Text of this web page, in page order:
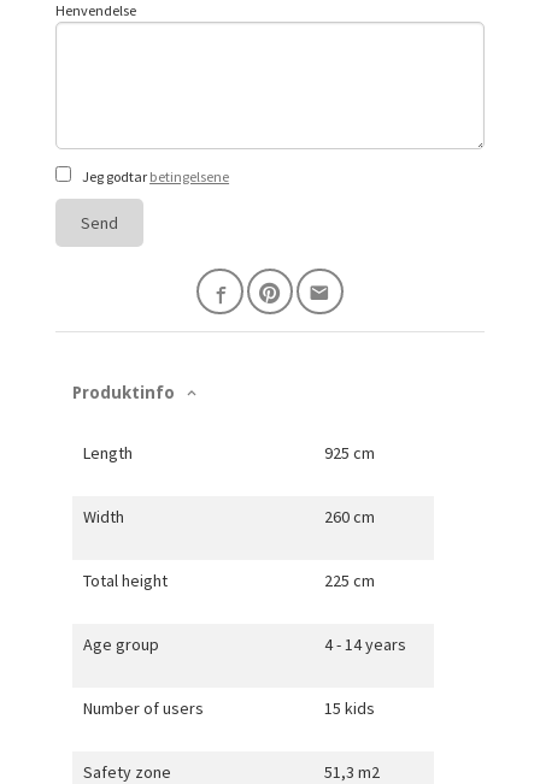
Henvendelse
Jeg godtar betingelsene
Send
Produktinfo
Length 925 cm
Width 260 cm
Total height 225 cm
Age group 4 - 14 years
Number of users 15 kids
Safety zone 51,3 m2